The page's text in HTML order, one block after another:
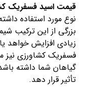
قیمت اسید فسفریک
نوع مورد استفاده
بزرگی از این ترکیب
زیادی افزایش خواهد
فسفریک کشاورزی
گیاهان شما داشته
تأثیر قرار دهد.